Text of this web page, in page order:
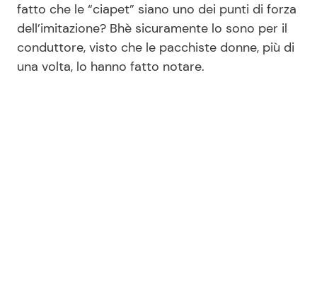
fatto che le “ciapet” siano uno dei punti di forza
dell’imitazione? Bhè sicuramente lo sono per il
conduttore, visto che le pacchiste donne, più di
una volta, lo hanno fatto notare.